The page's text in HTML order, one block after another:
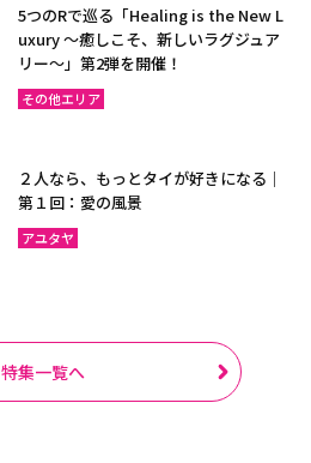
5つのRで巡る「Healing is the New L
uxury ～癒しこそ、新しいラグジュア
リー〜」第2弾を開催！
その他エリア
２人なら、もっとタイが好きになる｜
第１回：愛の風景
アユタヤ
特集一覧へ